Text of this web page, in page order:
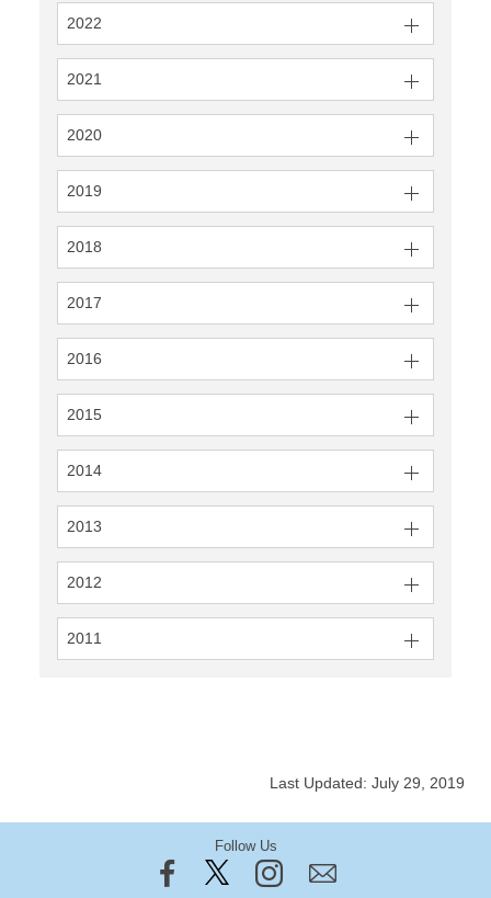
2022
2021
2020
2019
2018
2017
2016
2015
2014
2013
2012
2011
Last Updated: July 29, 2019
Follow Us